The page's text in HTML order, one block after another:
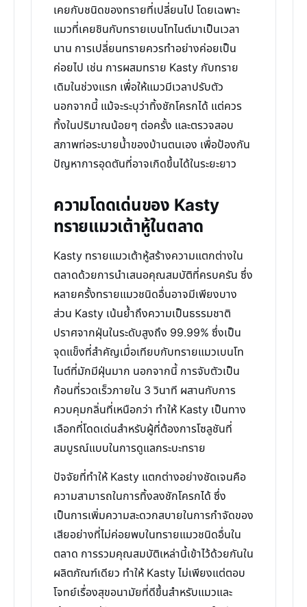
เคยกับชนิดของทรายที่เปลี่ยนไป โดยเฉพาะ
แมวที่เคยชินกับทรายเบนโทไนต์มาเป็นเวลา
นาน การเปลี่ยนทรายควรทำอย่างค่อยเป็น
ค่อยไป เช่น การผสมทราย Kasty กับทราย
เดิมในช่วงแรก เพื่อให้แมวมีเวลาปรับตัว
นอกจากนี้ แม้จะระบุว่าทิ้งชักโครกได้ แต่ควร
ทิ้งในปริมาณน้อยๆ ต่อครั้ง และตรวจสอบ
สภาพท่อระบายน้ำของบ้านตนเอง เพื่อป้องกัน
ปัญหาการอุดตันที่อาจเกิดขึ้นได้ในระยะยาว
ความโดดเด่นของ Kasty
ทรายแมวเต้าหู้ในตลาด
Kasty ทรายแมวเต้าหู้สร้างความแตกต่างใน
ตลาดด้วยการนำเสนอคุณสมบัติที่ครบครัน ซึ่ง
หลายครั้งทรายแมวชนิดอื่นอาจมีเพียงบาง
ส่วน Kasty เน้นย้ำถึงความเป็นธรรมชาติ
ปราศจากฝุ่นในระดับสูงถึง 99.99% ซึ่งเป็น
จุดแข็งที่สำคัญเมื่อเทียบกับทรายแมวเบนโท
ไนต์ที่มักมีฝุ่นมาก นอกจากนี้ การจับตัวเป็น
ก้อนที่รวดเร็วภายใน 3 วินาที ผสานกับการ
ควบคุมกลิ่นที่เหนือกว่า ทำให้ Kasty เป็นทาง
เลือกที่โดดเด่นสำหรับผู้ที่ต้องการโซลูชันที่
สมบูรณ์แบบในการดูแลกระบะทราย
ปัจจัยที่ทำให้ Kasty แตกต่างอย่างชัดเจนคือ
ความสามารถในการทิ้งลงชักโครกได้ ซึ่ง
เป็นการเพิ่มความสะดวกสบายในการกำจัดของ
เสียอย่างที่ไม่ค่อยพบในทรายแมวชนิดอื่นใน
ตลาด การรวมคุณสมบัติเหล่านี้เข้าไว้ด้วยกันใน
ผลิตภัณฑ์เดียว ทำให้ Kasty ไม่เพียงแต่ตอบ
โจทย์เรื่องสุขอนามัยที่ดีขึ้นสำหรับแมวและ